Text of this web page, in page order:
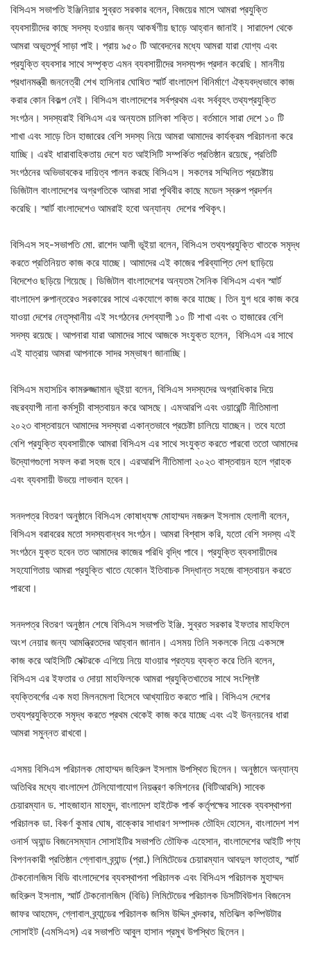
বিসিএস সভাপতি ইঞ্জিনিয়ার সুব্রত সরকার বলেন, বিজয়ের মাসে আমরা প্রযুক্তি
ব্যবসায়ীদের কাছে সদস্য হওয়ার জন্য আকর্ষণীয় ছাড়ে আহ্বান জানাই। সারাদেশ থেকে
আমরা অভূতপূর্ব সাড়া পাই। প্রায় ৯৫০ টি আবেদনের মধ্যে আমরা যারা যোগ্য এবং
প্রযুক্তি ব্যবসার সাথে সম্পৃক্ত এমন ব্যবসায়ীদের সদস্যপদ প্রদান করেছি। মাননীয়
প্রধানমন্ত্রী জননেত্রী শেখ হাসিনার ঘোষিত স্মার্ট বাংলাদেশ বিনির্মাণে ঐক্যবদ্ধভাবে কাজ
করার কোন বিকল্প নেই। বিসিএস বাংলাদেশের সর্বপ্রথম এবং সর্ববৃহৎ তথ্যপ্রযুক্তি
সংগঠন। সদস্যরাই বিসিএস এর অন্যতম চালিকা শক্তি। বর্তমানে সারা দেশে ১০ টি
শাখা এবং সাড়ে তিন হাজারের বেশি সদস্য নিয়ে আমরা আমাদের কার্যক্রম পরিচালনা করে
যাচ্ছি। এরই ধারাবাহিকতায় দেশে যত আইসিটি সম্পর্কিত প্রতিষ্ঠান রয়েছে, প্রতিটি
সংগঠনের অভিভাবকের দায়িত্ব পালন করছে বিসিএস। সকলের সম্মিলিত প্রচেষ্টায়
ডিজিটাল বাংলাদেশের অগ্রগতিকে আমরা সারা পৃথিবীর কাছে মডেল স্বরুপ প্রদর্শন
করেছি। স্মার্ট বাংলাদেশেও আমরাই হবো অন্যান্য দেশের পথিকৃৎ।
বিসিএস সহ-সভাপতি মো. রাশেদ আলী ভূইয়া বলেন, বিসিএস তথ্যপ্রযুক্তি খাতকে সমৃদ্ধ
করতে প্রতিনিয়ত কাজ করে যাচ্ছে। আমাদের এই কাজের পরিব্যাপ্তি দেশ ছাড়িয়ে
বিদেশেও ছড়িয়ে গিয়েছে। ডিজিটাল বাংলাদেশের অন্যতম সৈনিক বিসিএস এখন স্মার্ট
বাংলাদেশ রুপান্তরেও সরকারের সাথে একযোগে কাজ করে যাচ্ছে। তিন যুগ ধরে কাজ করে
যাওয়া দেশের নেতৃস্থানীয় এই সংগঠনের দেশব্যাপী ১০ টি শাখা এবং ৩ হাজারের বেশি
সদস্য রয়েছে। আপনারা যারা আমাদের সাথে আজকে সংযুক্ত হলেন, বিসিএস এর সাথে
এই যাত্রায় আমরা আপনাকে সাদর সম্ভাষণ জানাচ্ছি।
বিসিএস মহাসচিব কামরুজ্জামান ভূইয়া বলেন, বিসিএস সদস্যদের অগ্রাধিকার দিয়ে
বছরব্যাপী নানা কর্মসূচী বাস্তবায়ন করে আসছে। এমআরপি এবং ওয়ারেন্টি নীতিমালা
২০২৩ বাস্তবায়নে আমাদের সদস্যরা একান্তভাবে প্রচেষ্টা চালিয়ে যাচ্ছেন। তবে যতো
বেশি প্রযুক্তি ব্যবসায়ীকে আমরা বিসিএস এর সাথে সংযুক্ত করতে পারবো ততো আমাদের
উদ্যোগগুলো সফল করা সহজ হবে। এরআরপি নীতিমালা ২০২৩ বাস্তবায়ন হলে গ্রাহক
এবং ব্যবসায়ী উভয়ে লাভবান হবেন।
সনদপত্র বিতরণ অনুষ্ঠানে বিসিএস কোষাধ্যক্ষ মোহাম্মদ নজরুল ইসলাম হেলালী বলেন,
বিসিএস বরাবরের মতো সদস্যবান্ধব সংগঠন। আমরা বিশ্বাস করি, যতো বেশি সদস্য এই
সংগঠনে যুক্ত হবেন তত আমাদের কাজের পরিধি বৃদ্ধি পাবে। প্রযুক্তি ব্যবসায়ীদের
সহযোগিতায় আমরা প্রযুক্তি খাতে যেকোন ইতিবাচক সিদ্ধান্ত সহজে বাস্তবায়ন করতে
পারবো।
সনদপত্র বিতরণ অনুষ্ঠান শেষে বিসিএস সভাপতি ইঞ্জি. সুব্রত সরকার ইফতার মাহফিলে
অংশ নেয়ার জন্য আমন্ত্রিতদের আহ্বান জানান। এসময় তিনি সকলকে নিয়ে একসঙ্গে
কাজ করে আইসিটি সেক্টরকে এগিয়ে নিয়ে যাওয়ার প্রত্যয় ব্যক্ত করে তিনি বলেন,
বিসিএস এর ইফতার ও দোয়া মাহফিলকে আমরা প্রযুক্তিখাতের সাথে সংশ্লিষ্ট
ব্যক্তিবর্গের এক মহা মিলনমেলা হিসেবে আখ্যায়িত করতে পারি। বিসিএস দেশের
তথ্যপ্রযুক্তিকে সমৃদ্ধ করতে প্রথম থেকেই কাজ করে যাচ্ছে এবং এই উন্নয়নের ধারা
আমরা সমুন্নত রাখবো।
এসময় বিসিএস পরিচালক মোহাম্মদ জহিরুল ইসলাম উপস্থিত ছিলেন। অনুষ্ঠানে অন্যান্য
অতিথির মধ্যে বাংলাদেশ টেলিযোগাযোগ নিয়ন্ত্রণ কমিশনের (বিটিআরসি) সাবেক
চেয়ারম্যান ড. শাহজাহান মাহমুদ, বাংলাদেশ হাইটেক পার্ক কর্তৃপক্ষের সাবেক ব্যবস্থাপনা
পরিচালক ডা. বিকর্ণ কুমার ঘোষ, বাক্কোর সাধারণ সম্পাদক তৌহিদ হোসেন, বাংলাদেশ শপ
ওনার্স অ্যান্ড বিজনেসম্যান সোসাইটির সভাপতি তৌফিক এহেসান, বাংলাদেশের আইটি পণ্য
বিপণনকারী প্রতিষ্ঠান গ্লোবাল ব্র্যান্ড (প্রা.) লিমিটেডের চেয়ারম্যান আবদুল ফাত্তাহ, স্মার্ট
টেকনোলজিস বিডি বাংলাদেশের ব্যবস্থাপনা পরিচালক এবং বিসিএস পরিচালক মুহাম্মদ
জহিরুল ইসলাম, স্মার্ট টেকনোলজিস (বিডি) লিমিটেডের পরিচালক ডিসটিবিউশন বিজনেস
জাফর আহমেদ, গ্লোবাল ব্র্যান্ডের পরিচালক জসিম উদ্দিন খন্দকার, মতিঝিল কম্পিউটার
সোসাইট (এমসিএস) এর সভাপতি আবুল হাসান প্রমুখ উপস্থিত ছিলেন।